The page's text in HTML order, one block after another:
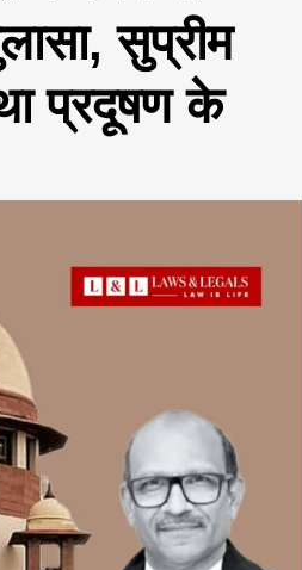
सुप्रीम
प्रदूषण के